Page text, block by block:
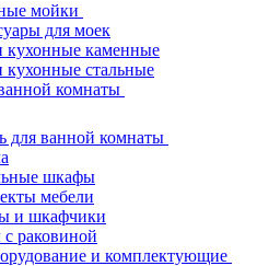
мойки
для моек
каменные
стальные
комнаты
для ванной комнаты
шкафы
мебели
и шкафчики
раковиной
и комплектующие